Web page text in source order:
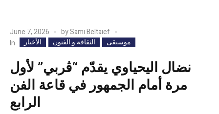
June 7, 2026 bySami Beltaief
In
الأخبار الثقافة و الفنون موسيقى
نضال اليحياوي يقدّم “ڤربي” لأول
مرة أمام الجمهور في قاعة الفن
الرابع